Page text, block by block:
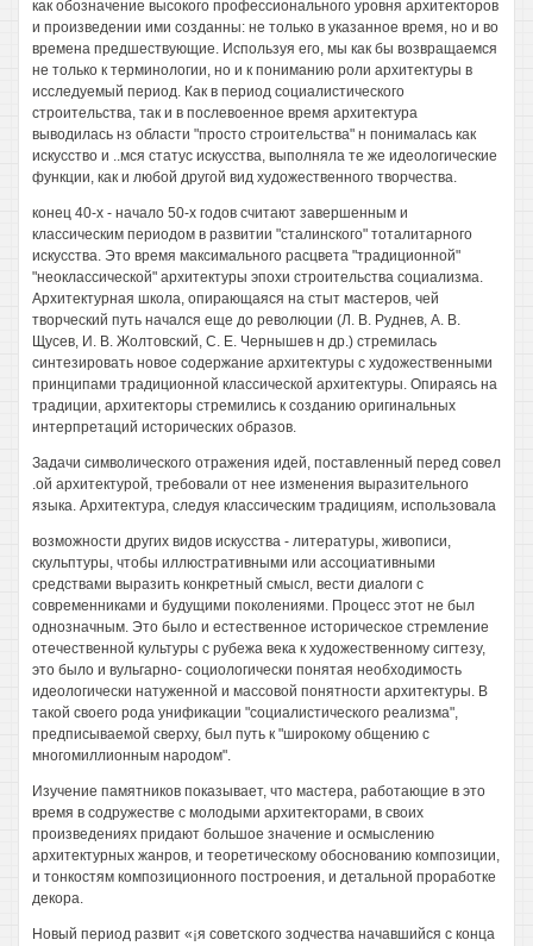
как обозначение высокого профессионального уровня архитекторов
и произведении ими созданны: не только в указанное время, но и во
времена предшествующие. Используя его, мы как бы возвращаемся
не только к терминологии, но и к пониманию роли архитектуры в
исследуемый период. Как в период социалистического
строительства, так и в послевоенное время архитектура
выводилась нз области "просто строительства" н понималась как
искусство и ..мся статус искусства, выполняла те же идеологические
функции, как и любой другой вид художественного творчества.
конец 40-х - начало 50-х годов считают завершенным и
классическим периодом в развитии "сталинского" тоталитарного
искусства. Это время максимального расцвета "традиционной"
"неоклассической" архитектуры эпохи строительства социализма.
Архитектурная школа, опирающаяся на стыт мастеров, чей
творческий путь начался еще до революции (Л. В. Руднев, А. В.
Щусев, И. В. Жолтовский, С. Е. Чернышев н др.) стремилась
синтезировать новое содержание архитектуры с художественными
принципами традиционной классической архитектуры. Опираясь на
традиции, архитекторы стремились к созданию оригинальных
интерпретаций исторических образов.
Задачи символического отражения идей, поставленный перед совел
.ой архитектурой, требовали от нее изменения выразительного
языка. Архитектура, следуя классическим традициям, использовала
возможности других видов искусства - литературы, живописи,
скульптуры, чтобы иллюстративными или ассоциативными
средствами выразить конкретный смысл, вести диалоги с
современниками и будущими поколениями. Процесс этот не был
однозначным. Это было и естественное историческое стремление
отечественной культуры с рубежа века к художественному сигтезу,
это было и вульгарно- социологически понятая необходимость
идеологически натуженной и массовой понятности архитектуры. В
такой своего рода унификации "социалистического реализма",
предписываемой сверху, был путь к "широкому общению с
многомиллионным народом".
Изучение памятников показывает, что мастера, работающие в это
время в содружестве с молодыми архитекторами, в своих
произведениях придают большое значение и осмыслению
архитектурных жанров, и теоретическому обоснованию композиции,
и тонкостям композиционного построения, и детальной проработке
декора.
Новый период развит «¡я советского зодчества начавшийся с конца